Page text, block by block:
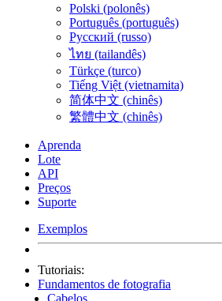
Polski (polonês)
Português (português)
Русский (russo)
ไทย (tailandês)
Türkçe (turco)
Tiếng Việt (vietnamita)
简体中文 (chinês)
繁體中文 (chinês)
Aprenda
Lote
API
Preços
Suporte
Exemplos
Tutoriais:
Fundamentos de fotografia
Cabelos